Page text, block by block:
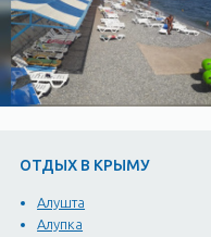
ОТДЫХ В КРЫМУ
Алушта
Алупка